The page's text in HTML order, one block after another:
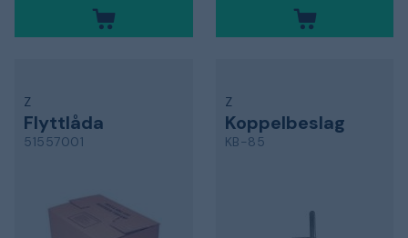
Z
Flyttlåda
51557001
Z
Koppelbeslag
KB-85